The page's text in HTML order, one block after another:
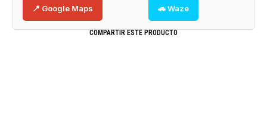
📍 Google Maps 🚗 Waze
COMPARTIR ESTE PRODUCTO